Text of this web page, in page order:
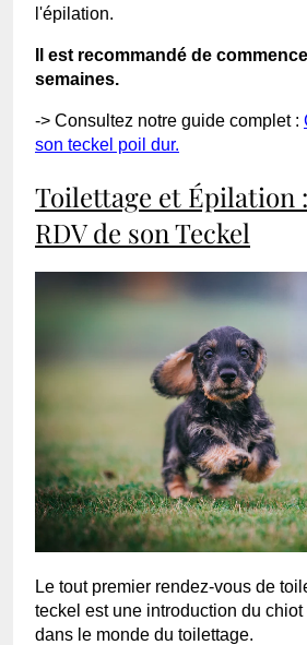
l'épilation.
Il est recommandé de
semaines.
-> Consultez notre guide complet :
son teckel poil dur.
Toilettage et Épilation
RDV de son Teckel
Le tout premier rendez-vous de
teckel est une introduction du
dans le monde du toilettage.